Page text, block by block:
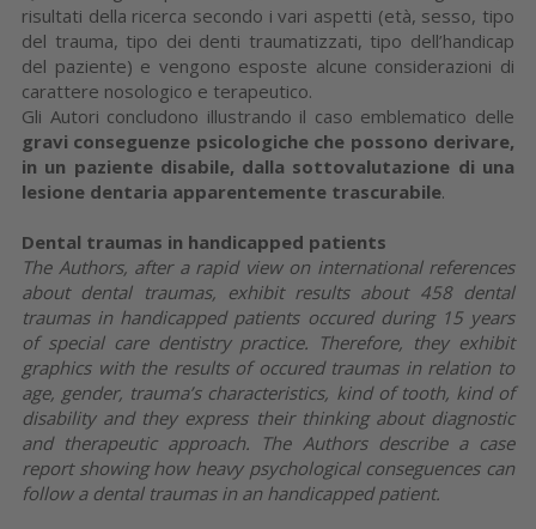
risultati della ricerca secondo i vari aspetti (età, sesso, tipo
del trauma, tipo dei denti traumatizzati, tipo dell’handicap
del paziente) e vengono esposte alcune considerazioni di
carattere nosologico e terapeutico.
Gli Autori concludono illustrando il caso emblematico delle
gravi conseguenze psicologiche che possono derivare,
in un paziente disabile, dalla sottovalutazione di una
lesione dentaria apparentemente trascurabile.
Dental traumas in handicapped patients
The Authors, after a rapid view on international references
about dental traumas, exhibit results about 458 dental
traumas in handicapped patients occured during 15 years
of special care dentistry practice. Therefore, they exhibit
graphics with the results of occured traumas in relation to
age, gender, trauma’s characteristics, kind of tooth, kind of
disability and they express their thinking about diagnostic
and therapeutic approach. The Authors describe a case
report showing how heavy psychological conseguences can
follow a dental traumas in an handicapped patient.